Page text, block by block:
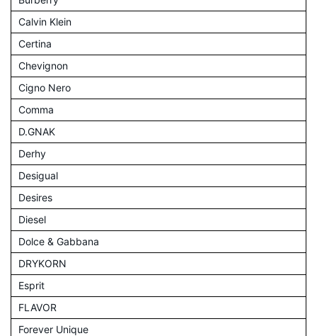
Calvin Klein
Certina
Chevignon
Cigno Nero
Comma
D.GNAK
Derhy
Desigual
Desires
Diesel
Dolce & Gabbana
DRYKORN
Esprit
FLAVOR
Forever Unique